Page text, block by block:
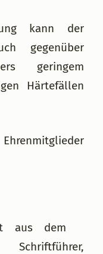
kann der
gegenüber
geringem
Härtefällen
aus dem